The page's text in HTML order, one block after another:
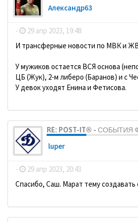
Александр63
- 29 апр 2023, 19:48
И трансферные новости по МВК и
У мужиков остается ВСЯ основа
ЦБ (Жук), 2-м либеро (Баранов) и с
У девок уходят Енина и Фетисова.
RE: POST-IT® -
luper
- 29 апр 2023, 20:43
Спасибо, Саш. Марат тему создавать